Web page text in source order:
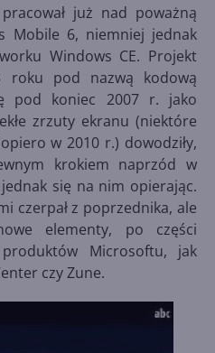
już nad poważną
Mobile 6, niemniej jednak
Windows CE. Projekt
roku pod nazwą kodową
pod koniec 2007 r. jako
zrzuty ekranu (niektóre
w 2010 r.) dowodziły,
krokiem naprzód w
się na nim opierając.
czerpał z poprzednika, ale
elementy, po części
Microsoftu, jak
czy Zune.